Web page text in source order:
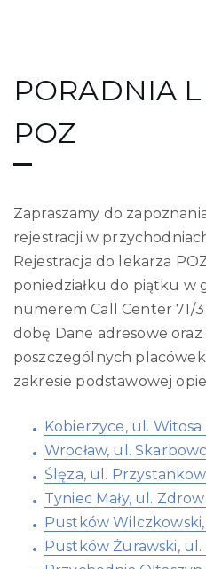
PORADNIA
POZ
Zapraszamy do
rejestracji w
Rejestracja do lekarza
poniedziałku do piątku w
numerem Call Center 71/
dobę Dane adresowe
poszczególnych
zakresie podstawowej
Kobierzyce, ul. Witosa
Wrocław, ul.
Ślęza, ul.
Tyniec Mały, ul.
Pustków Wilczkowski,
Pustków Żurawski, ul.